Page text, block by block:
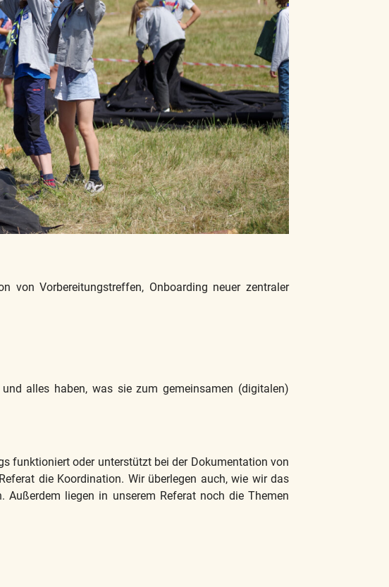
von Vorbereitungstreffen, Onboarding neuer zentraler
alles haben, was sie zum gemeinsamen (digitalen)
funktioniert oder unterstützt bei der Dokumentation von
die Koordination. Wir überlegen auch, wie wir das
liegen in unserem Referat noch die Themen